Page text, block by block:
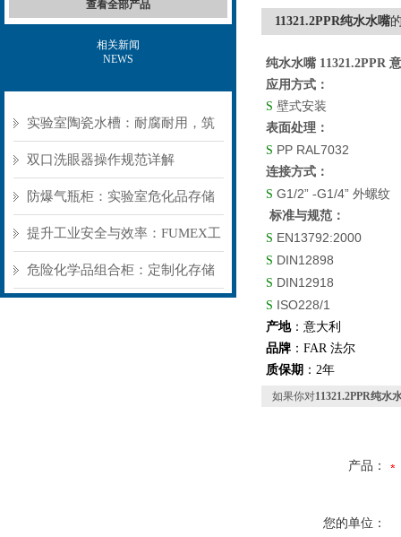
查看全部产品
相关新闻
NEWS
实验室陶瓷水槽：耐腐耐用，筑
牢实验室基础防护
双口洗眼器操作规范详解
防爆气瓶柜：实验室危化品存储
的“被动安全盾”
提升工业安全与效率：FUMEX工
业抽气罩如何优化工作环境
危险化学品组合柜：定制化存储
11321.2PPR纯水水嘴
纯水水嘴 11321.2PPR
应用方式：
S 壁式安装
表面处理：
S PP RAL7032
连接方式：
S G1/2” -G1/4” 外螺纹
标准与规范：
S EN13792:2000
S DIN12898
S DIN12918
S ISO228/1
产地：意大利
品牌 ： FAR 法尔
质保期 ： 2年
如果你对11321.2PPR纯水
产品：
您的单位：